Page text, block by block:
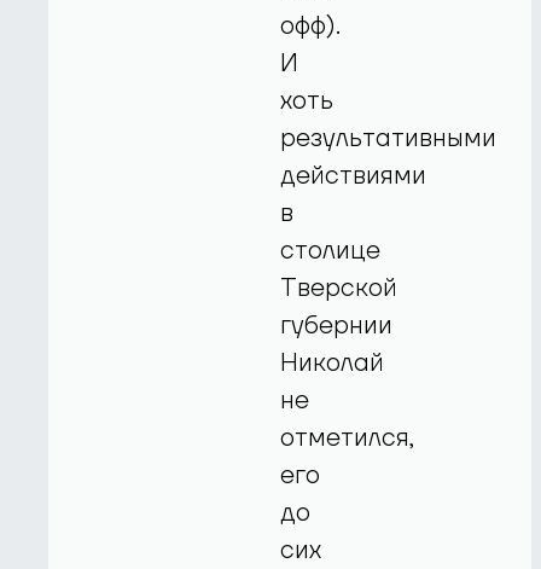
офф).
И
хоть
результативными
действиями
в
столице
Тверской
губернии
Николай
не
отметился,
его
до
сих